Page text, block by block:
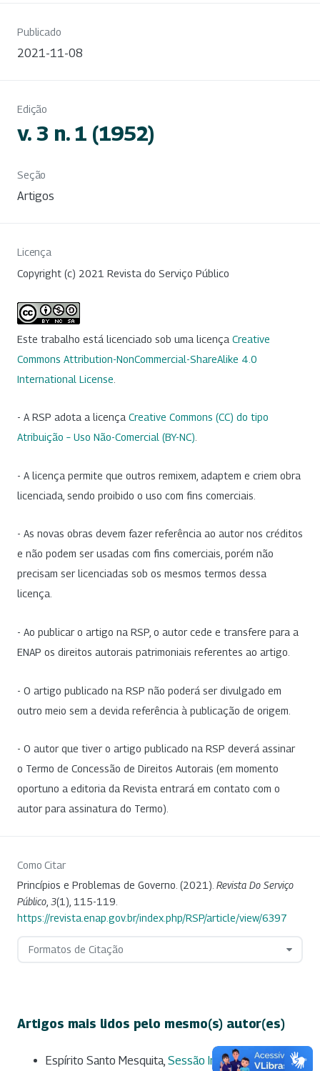
Publicado
2021-11-08
Edição
v. 3 n. 1 (1952)
Seção
Artigos
Licença
Copyright (c) 2021 Revista do Serviço Público
Este trabalho está licenciado sob uma licença Creative
Commons Attribution-NonCommercial-ShareAlike 4.0
International License
- A RSP adota a licença Creative Commons (CC) do tipo
Atribuição – Uso Não-Comercial (BY-NC)
- A licença permite que outros remixem, adaptem e criem obra
licenciada, sendo proibido o uso com fins comerciais.
- As novas obras devem fazer referência ao autor nos créditos
e não podem ser usadas com fins comerciais, porém não
precisam ser licenciadas sob os mesmos termos dessa
licença.
- Ao publicar o artigo na RSP, o autor cede e transfere para a
ENAP os direitos autorais patrimoniais referentes ao artigo.
- O artigo publicado na RSP não poderá ser divulgado em
outro meio sem a devida referência à publicação de origem.
- O autor que tiver o artigo publicado na RSP deverá assinar
o Termo de Concessão de Direitos Autorais (em momento
oportuno a editoria da Revista entrará em contato com o
autor para assinatura do Termo).
Como Citar
Princípios e Problemas de Governo. (2021). Revista Do Serviço
Público 3(1), 115-119.
https://revista.enap.gov.br/index.php/RSP/article/view/6397
Formatos de Citação
Artigos mais lidos pelo mesmo(s) autor(es)
Espírito Santo Mesquita, Sessão Inaugural dos